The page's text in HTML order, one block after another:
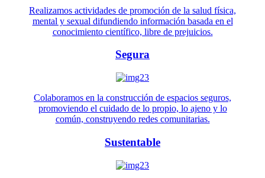
Realizamos actividades de promoción de la salud física,
mental y sexual difundiendo información basada en el
conocimiento científico, libre de prejuicios.
Segura
Colaboramos en la construcción de espacios seguros,
promoviendo el cuidado de lo propio, lo ajeno y lo
común, construyendo redes comunitarias.
Sustentable